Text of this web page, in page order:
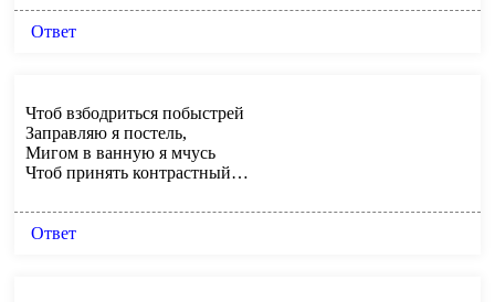
Ответ
Чтоб взбодриться побыстрей
Заправляю я постель,
Мигом в ванную я мчусь
Чтоб принять контрастный…
Ответ